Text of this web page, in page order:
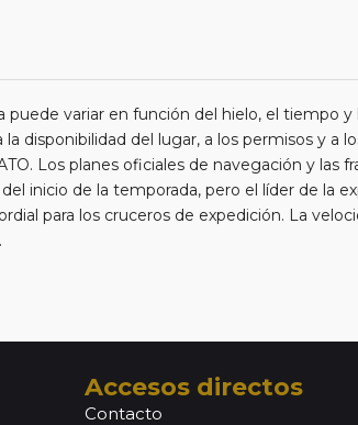
puede variar en función del hielo, el tiempo y
disponibilidad del lugar, a los permisos y a
Los planes oficiales de navegación y las
inicio de la temporada, pero el líder de la
para los cruceros de expedición. La
Accesos directos
Contacto